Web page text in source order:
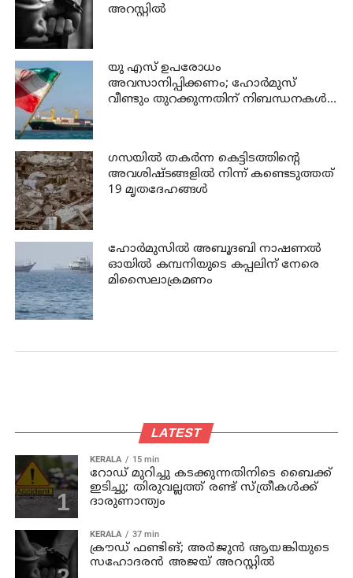
അറസ്റ്റില്‍
യു എസ് ഉപരോധം
അവസാനിപ്പിക്കണം; ഹോര്‍മുസ്
വീണ്ടും തുറക്കുന്നതിന് നിബന്ധനകള്‍
ഗസയില്‍ തകര്‍ന്ന കെട്ടിടത്തിന്റെ
അവശിഷ്ടങ്ങളില്‍ നിന്ന് കണ്ടെടുത്തത്
19 മൃതദേഹങ്ങള്‍
ഹോര്‍മുസില്‍ അബൂദബി നാഷണല്‍
ഓയില്‍ കമ്പനിയുടെ കപ്പലിന് നേരെ
മിസൈലാക്രമണം
LATEST
KERALA 15 min
റോഡ് മുറിച്ചു കടക്കുന്നതിനിടെ ബൈക്ക്
ഇടിച്ചു; തിരുവല്ലത്ത് രണ്ട് സ്ത്രീകള്‍ക്ക്
ദാരുണാന്ത്യം
KERALA 37 min
ക്രൗഡ് ഫണ്ടിങ്; അര്‍ജുന്‍ ആയങ്കിയുടെ
സഹോദരന്‍ അജയ് അറസ്റ്റില്‍